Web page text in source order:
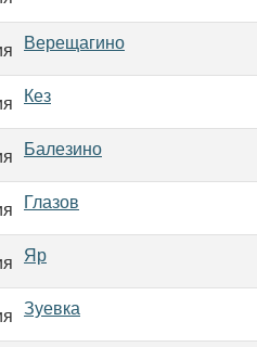
Верещагино
Кез
Балезино
Глазов
Яр
Зуевка